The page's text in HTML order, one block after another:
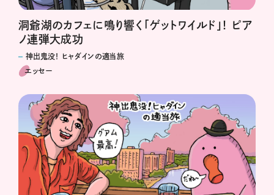
洞爺湖のカフェに鳴り響く「ゲットワイルド」！ ピア
ノ連弾大成功
神出鬼没！ ヒャダインの適当旅
エッセー